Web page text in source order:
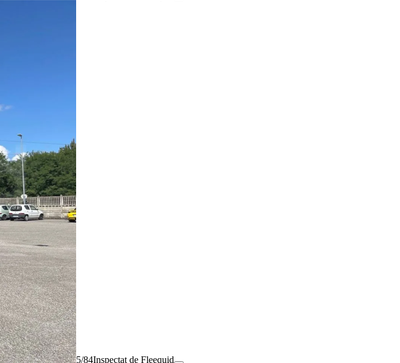
5/84Inspectat de Fleequid